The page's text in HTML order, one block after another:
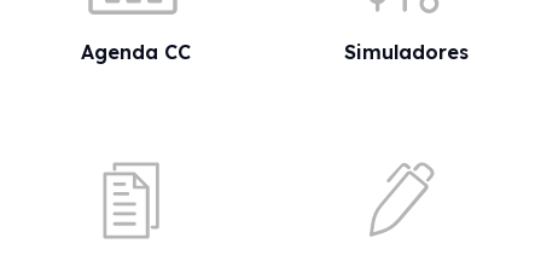
Agenda CC Simuladores